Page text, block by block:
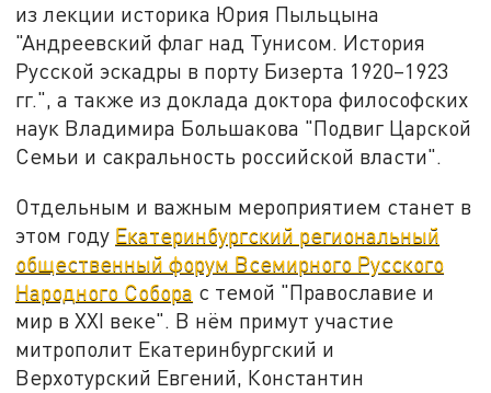
из лекции историка Юрия Пыльцына
"Андреевский флаг над Тунисом. История
Русской эскадры в порту Бизерта 1920–1923
гг.", а также из доклада доктора философских
наук Владимира Большакова "Подвиг Царской
Семьи и сакральность российской власти".
Отдельным и важным мероприятием станет в
этом году Екатеринбургский региональный
общественный форум Всемирного Русского
Народного Собора с темой "Православие и
мир в XXI веке". В нём примут участие
митрополит Екатеринбургский и
Верхотурский Евгений, Константин